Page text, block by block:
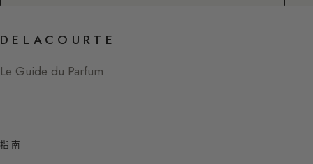
DELACOURTE
Le Guide du Parfum
指南